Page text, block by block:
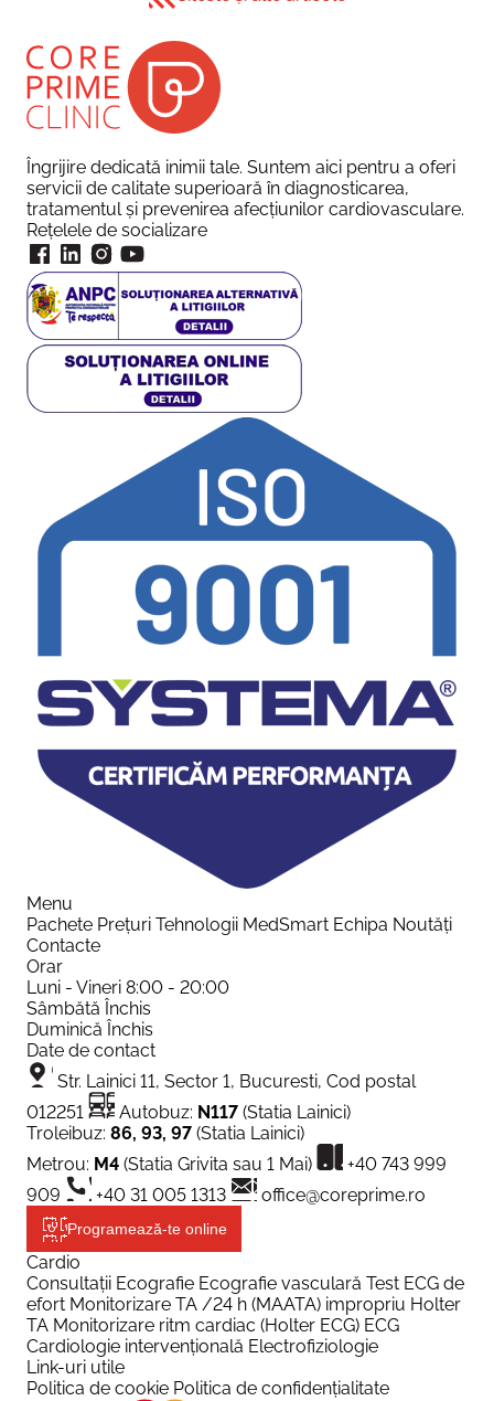
Îngrijire dedicată inimii tale. Suntem aici pentru a oferi
servicii de calitate superioară în diagnosticarea,
tratamentul și prevenirea afecțiunilor cardiovasculare.
Rețelele de socializare
Menu
Pachete Prețuri Tehnologii MedSmart Echipa Noutăți
Contacte
Orar
Luni - Vineri 8:00 - 20:00
Sâmbătă Închis
Duminică Închis
Date de contact
Str. Lainici 11, Sector 1, Bucuresti, Cod postal
012251
Autobuz: N117 (Statia Lainici)
Troleibuz: 86, 93, 97 (Statia Lainici)
Metrou: M4 (Statia Grivita sau 1 Mai)
+40 743 999
909
+40 31 005 1313 office@coreprime.ro
Programează-te online
Cardio
Consultații Ecografie Ecografie vasculară Test ECG de
efort Monitorizare TA /24 h (MAATA) impropriu Holter
TA Monitorizare ritm cardiac (Holter ECG) ECG
Cardiologie intervențională Electrofiziologie
Link-uri utile
Politica de cookie Politica de confidențialitate